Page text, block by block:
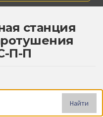
станция
П-П
Найти